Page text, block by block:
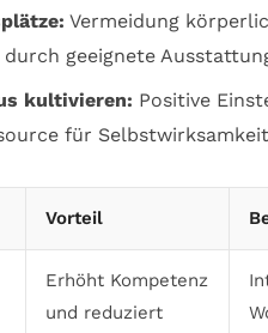
Vermeidung
geeignete
kultivieren: Positive
für
Vorteil
Erhöht Kompetenz
und reduziert